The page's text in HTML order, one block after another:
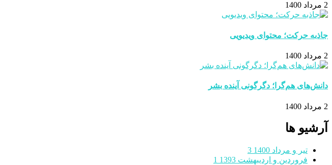
2 مرداد 1400
جاذبه حرکت؛ محتوای ویدیویی
2 مرداد 1400
دانش‌های هم‌گرا؛ دگرگونی آینده بشر
2 مرداد 1400
آرشیو ها
تیر و مرداد 1400
3
فروردین و اردیبهشت 1393
1